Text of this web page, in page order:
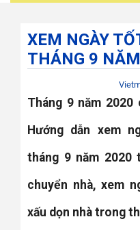
XEM NGÀY
THÁNG 9
Tháng 9 năm
Hướng dẫn xem
tháng 9 năm 2020
chuyển nhà, xem
xấu dọn nhà trong